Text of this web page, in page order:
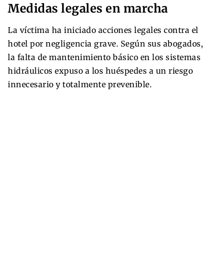
Medidas legales en marcha
La víctima ha iniciado acciones legales contra el
hotel por negligencia grave. Según sus abogados,
la falta de mantenimiento básico en los sistemas
hidráulicos expuso a los huéspedes a un riesgo
innecesario y totalmente prevenible.